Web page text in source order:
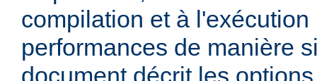
compilation et à
performances de manière
document décrit les